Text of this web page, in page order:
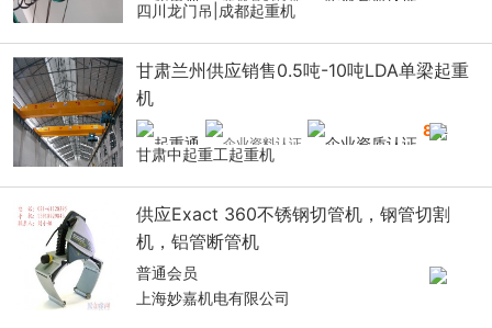
四川龙门吊|成都起重机
甘肃兰州供应销售0.5吨-10吨LDA单梁起重
机
8年
甘肃中起重工起重机
供应Exact 360不锈钢切管机，钢管切割
机，铝管断管机
普通会员
上海妙嘉机电有限公司